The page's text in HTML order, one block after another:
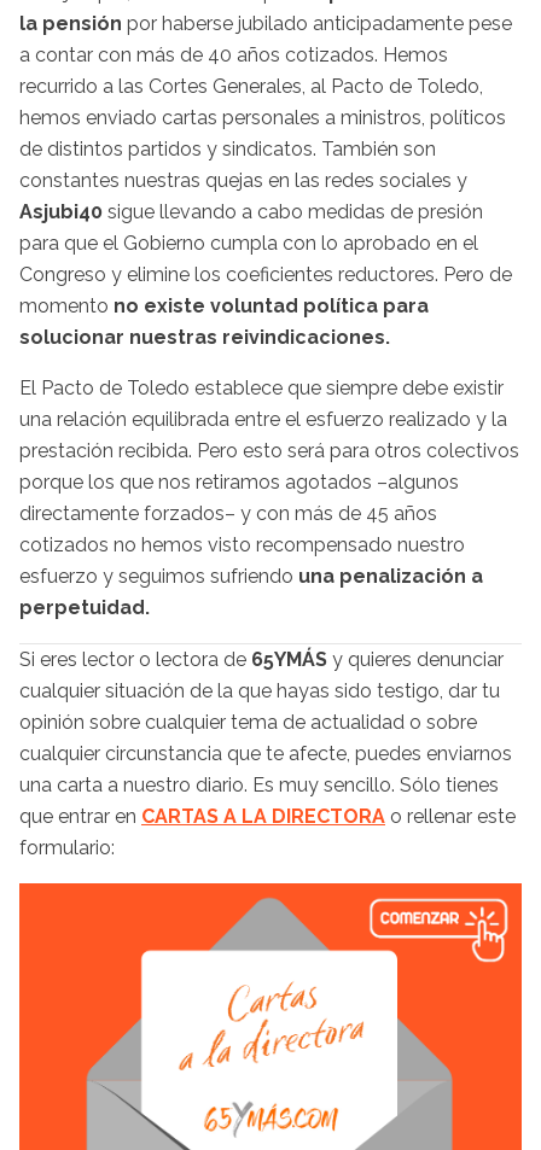
la pensión por haberse jubilado anticipadamente pese
a contar con más de 40 años cotizados. Hemos
recurrido a las Cortes Generales, al Pacto de Toledo,
hemos enviado cartas personales a ministros, políticos
de distintos partidos y sindicatos. También son
constantes nuestras quejas en las redes sociales y
Asjubi40 sigue llevando a cabo medidas de presión
para que el Gobierno cumpla con lo aprobado en el
Congreso y elimine los coeficientes reductores. Pero de
momento no existe voluntad política para
solucionar nuestras reivindicaciones.
El Pacto de Toledo establece que siempre debe existir
una relación equilibrada entre el esfuerzo realizado y la
prestación recibida. Pero esto será para otros colectivos
porque los que nos retiramos agotados –algunos
directamente forzados– y con más de 45 años
cotizados no hemos visto recompensado nuestro
esfuerzo y seguimos sufriendo una penalización a
perpetuidad.
Si eres lector o lectora de 65YMÁS y quieres denunciar
cualquier situación de la que hayas sido testigo, dar tu
opinión sobre cualquier tema de actualidad o sobre
cualquier circunstancia que te afecte, puedes enviarnos
una carta a nuestro diario. Es muy sencillo. Sólo tienes
que entrar en CARTAS A LA DIRECTORA o rellenar este
formulario: